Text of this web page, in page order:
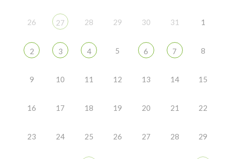
26 27 28 29 30 31 1
2 3 4 5 6 7 8
9 10 11 12 13 14 15
16 17 18 19 20 21 22
23 24 25 26 27 28 29